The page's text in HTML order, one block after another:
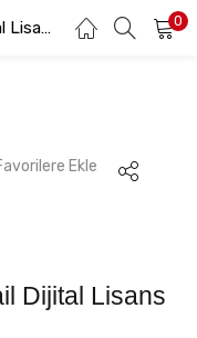
Windows 7 Ultimate Retail Dijital Lisans Anahtarı 0
KAYIT OL
Ekle
Dijital Lisans